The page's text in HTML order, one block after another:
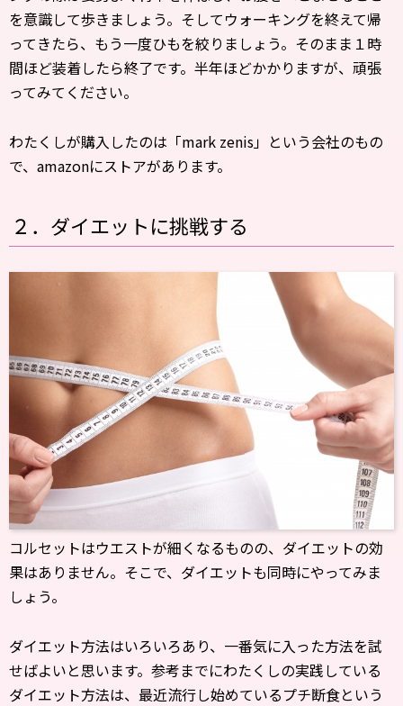
を意識して歩きましょう。そしてウォーキングを終えて帰
ってきたら、もう一度ひもを絞りましょう。そのまま１時
間ほど装着したら終了です。半年ほどかかりますが、頑張
ってみてください。
わたくしが購入したのは「mark zenis」という会社のもの
で、amazonにストアがあります。
２．ダイエットに挑戦する
コルセットはウエストが細くなるものの、ダイエットの効
果はありません。そこで、ダイエットも同時にやってみま
しょう。
ダイエット方法はいろいろあり、一番気に入った方法を試
せばよいと思います。参考までにわたくしの実践している
ダイエット方法は、最近流行し始めているプチ断食という